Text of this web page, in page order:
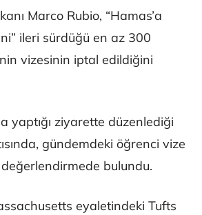
Marco Rubio, “Hamas’a
ileri sürdüğü en az 300
vizesinin iptal edildiğini
yaptığı ziyarette düzenlediği
gündemdeki öğrenci vize
bulundu.
eyaletindeki Tufts